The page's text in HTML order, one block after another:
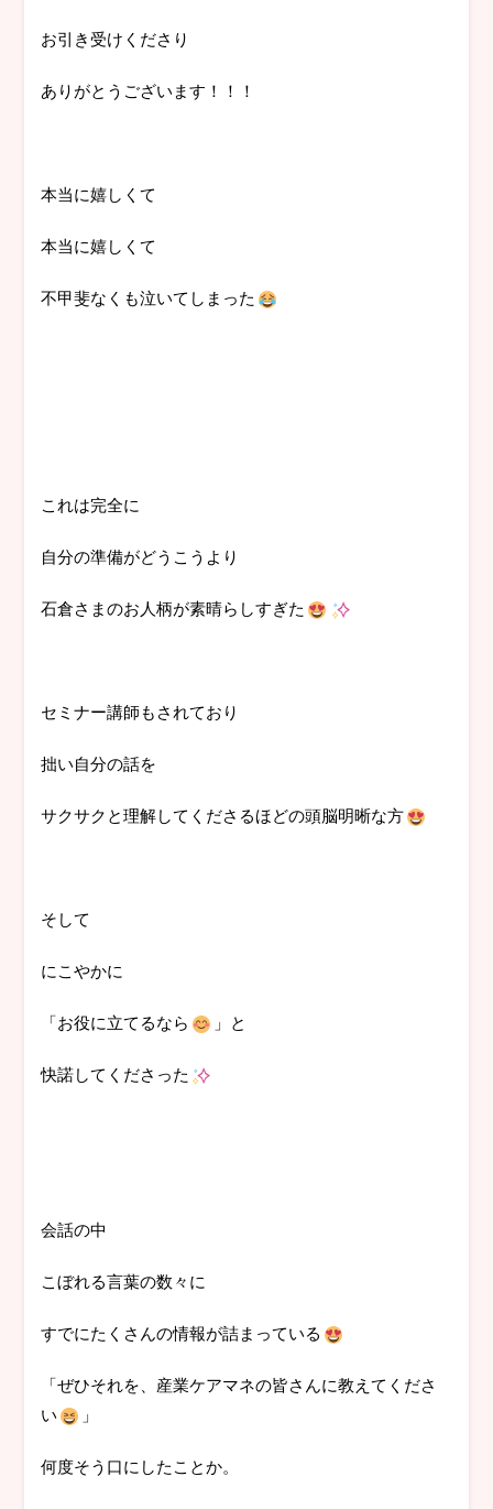
お引き受けくださり
ありがとうございます！！！
本当に嬉しくて
本当に嬉しくて
不甲斐なくも泣いてしまった
これは完全に
自分の準備がどうこうより
石倉さまのお人柄が素晴らしすぎた
セミナー講師もされており
拙い自分の話を
サクサクと理解してくださるほどの頭脳明晰な方
そして
にこやかに
「お役に立てるなら 」と
快諾してくださった
会話の中
こぼれる言葉の数々に
すでにたくさんの情報が詰まっている
「ぜひそれを、産業ケアマネの皆さんに教えてくださ
い
」
何度そう口にしたことか。